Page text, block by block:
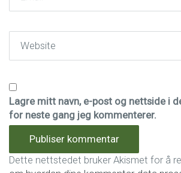
Lagre mitt navn, e-post og nettside i
for neste gang jeg kommenterer.
Dette nettstedet bruker Akismet for å